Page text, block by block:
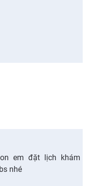
em đặt lịch khám
nhé